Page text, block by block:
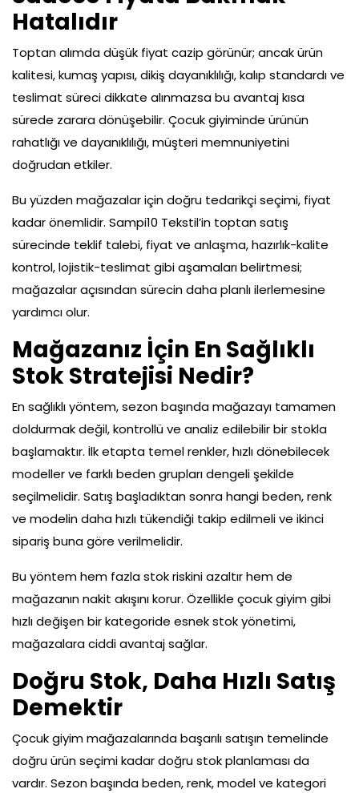
Hatalıdır
Toptan alımda düşük fiyat cazip görünür; ancak ürün
kalitesi, kumaş yapısı, dikiş dayanıklılığı, kalıp standardı ve
teslimat süreci dikkate alınmazsa bu avantaj kısa
sürede zarara dönüşebilir. Çocuk giyiminde ürünün
rahatlığı ve dayanıklılığı, müşteri memnuniyetini
doğrudan etkiler.
Bu yüzden mağazalar için doğru tedarikçi seçimi, fiyat
kadar önemlidir. Sampi10 Tekstil’in toptan satış
sürecinde teklif talebi, fiyat ve anlaşma, hazırlık-kalite
kontrol, lojistik-teslimat gibi aşamaları belirtmesi;
mağazalar açısından sürecin daha planlı ilerlemesine
yardımcı olur.
Mağazanız İçin En Sağlıklı
Stok Stratejisi Nedir?
En sağlıklı yöntem, sezon başında mağazayı tamamen
doldurmak değil, kontrollü ve analiz edilebilir bir stokla
başlamaktır. İlk etapta temel renkler, hızlı dönebilecek
modeller ve farklı beden grupları dengeli şekilde
seçilmelidir. Satış başladıktan sonra hangi beden, renk
ve modelin daha hızlı tükendiği takip edilmeli ve ikinci
sipariş buna göre verilmelidir.
Bu yöntem hem fazla stok riskini azaltır hem de
mağazanın nakit akışını korur. Özellikle çocuk giyim gibi
hızlı değişen bir kategoride esnek stok yönetimi,
mağazalara ciddi avantaj sağlar.
Doğru Stok, Daha Hızlı Satış
Demektir
Çocuk giyim mağazalarında başarılı satışın temelinde
doğru ürün seçimi kadar doğru stok planlaması da
vardır. Sezon başında beden, renk, model ve kategori